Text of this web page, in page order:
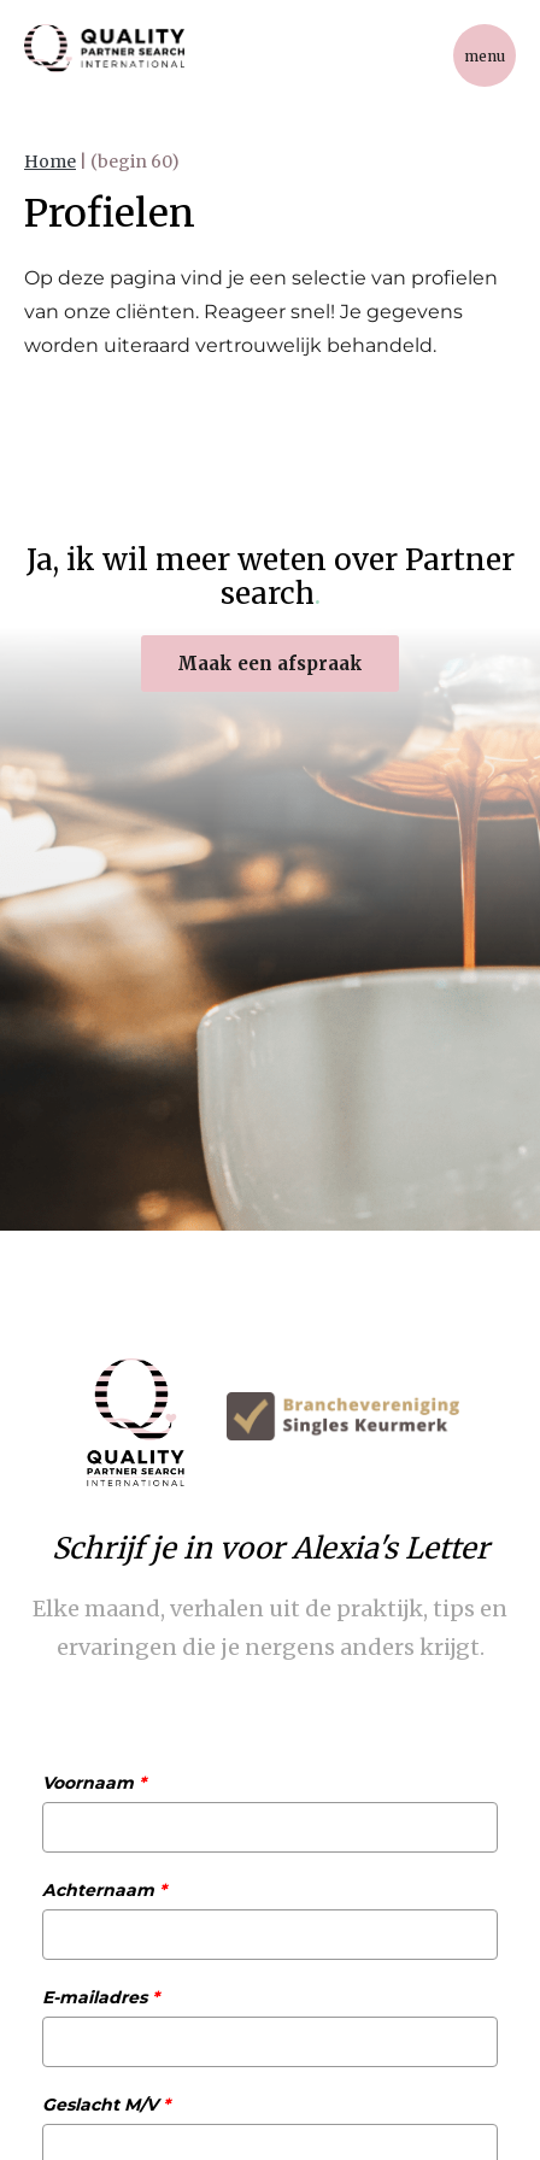
menu
Home (begin 60)
Profielen
Op deze pagina vind je een selectie van profielen
van onze cliënten. Reageer snel! Je gegevens
worden uiteraard vertrouwelijk behandeld.
Ja, ik wil meer weten over Partner
search.
Maak een afspraak
Schrijf je in voor Alexia's Letter
Elke maand, verhalen uit de praktijk, tips en
ervaringen die je nergens anders krijgt.
Voornaam *
Achternaam *
E-mailadres*
Geslacht M/V*